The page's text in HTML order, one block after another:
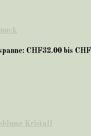
CHF32.00 bis
Kristall